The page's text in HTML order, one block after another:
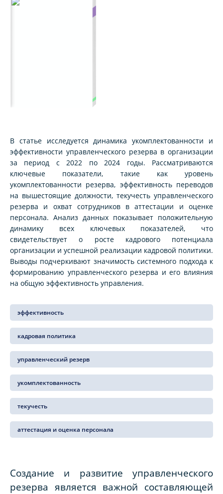
В статье исследуется динамика укомплектованности и
эффективности управленческого резерва в организации
за период с 2022 по 2024 годы. Рассматриваются
ключевые показатели, такие как уровень
укомплектованности резерва, эффективность переводов
на вышестоящие должности, текучесть управленческого
резерва и охват сотрудников в аттестации и оценке
персонала. Анализ данных показывает положительную
динамику всех ключевых показателей, что
свидетельствует о росте кадрового потенциала
организации и успешной реализации кадровой политики.
Выводы подчеркивают значимость системного подхода к
формированию управленческого резерва и его влияния
на общую эффективность управления.
эффективность
кадровая политика
управленческий резерв
укомплектованность
текучесть
аттестация и оценка персонала
Создание и развитие управленческого
резерва является важной составляющей